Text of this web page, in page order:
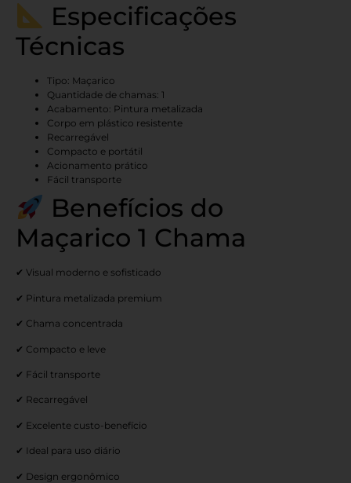
Especificações
Técnicas
Tipo: Maçarico
Quantidade de chamas: 1
Acabamento: Pintura metalizada
Corpo em plástico resistente
Recarregável
Compacto e portátil
Acionamento prático
Fácil transporte
Benefícios do
Maçarico 1 Chama
✔ Visual moderno e sofisticado
✔ Pintura metalizada premium
✔ Chama concentrada
✔ Compacto e leve
✔ Fácil transporte
✔ Recarregável
✔ Excelente custo-benefício
✔ Ideal para uso diário
✔ Design ergonômico